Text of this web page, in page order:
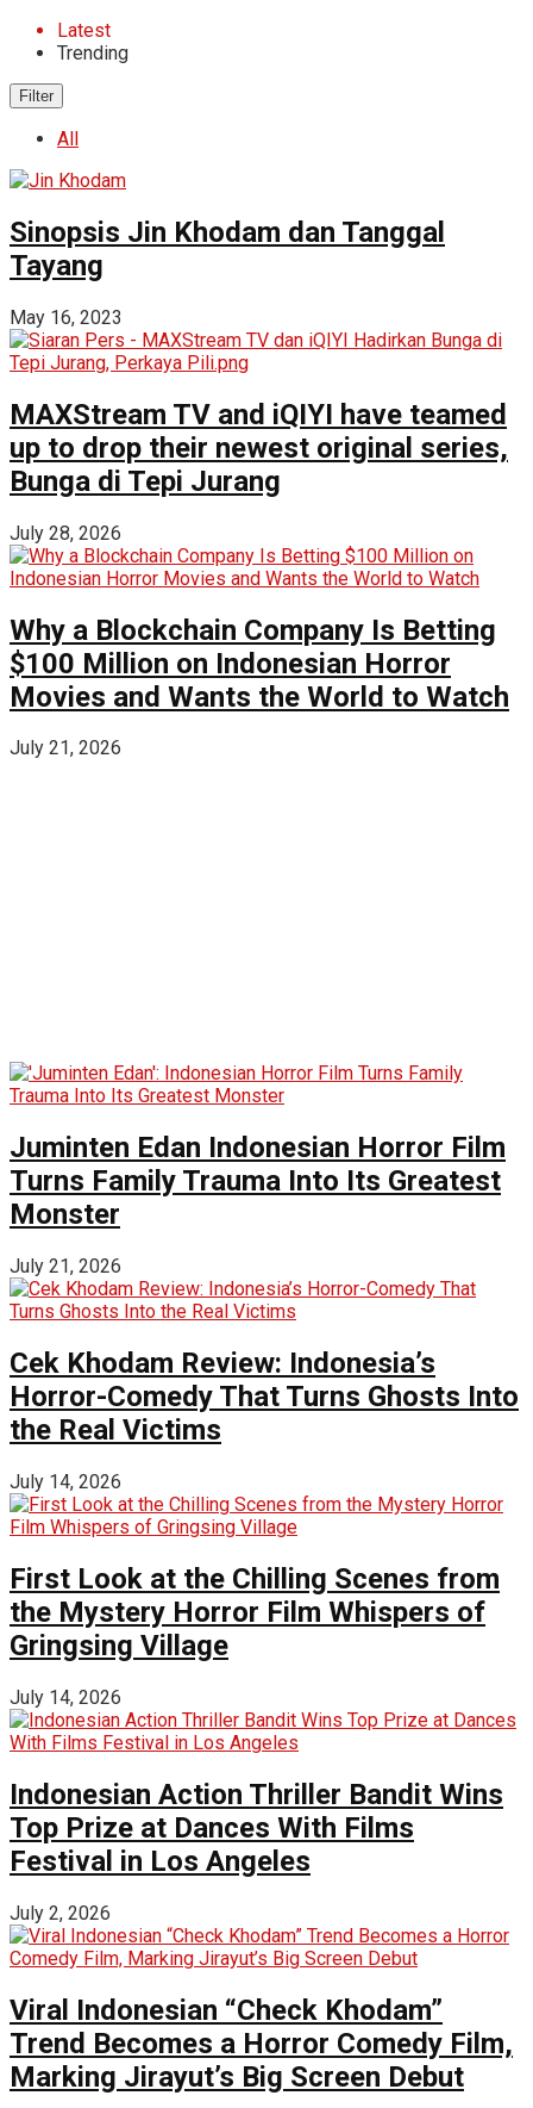
Latest
Trending
Filter
All
Sinopsis Jin Khodam dan Tanggal
Tayang
May 16, 2023
MAXStream TV and iQIYI have teamed
up to drop their newest original series,
Bunga di Tepi Jurang
July 28, 2026
Why a Blockchain Company Is Betting
$100 Million on Indonesian Horror
Movies and Wants the World to Watch
July 21, 2026
Juminten Edan Indonesian Horror Film
Turns Family Trauma Into Its Greatest
Monster
July 21, 2026
Cek Khodam Review: Indonesia’s
Horror-Comedy That Turns Ghosts Into
the Real Victims
July 14, 2026
First Look at the Chilling Scenes from
the Mystery Horror Film Whispers of
Gringsing Village
July 14, 2026
Indonesian Action Thriller Bandit Wins
Top Prize at Dances With Films
Festival in Los Angeles
July 2, 2026
Viral Indonesian “Check Khodam”
Trend Becomes a Horror Comedy Film,
Marking Jirayut’s Big Screen Debut